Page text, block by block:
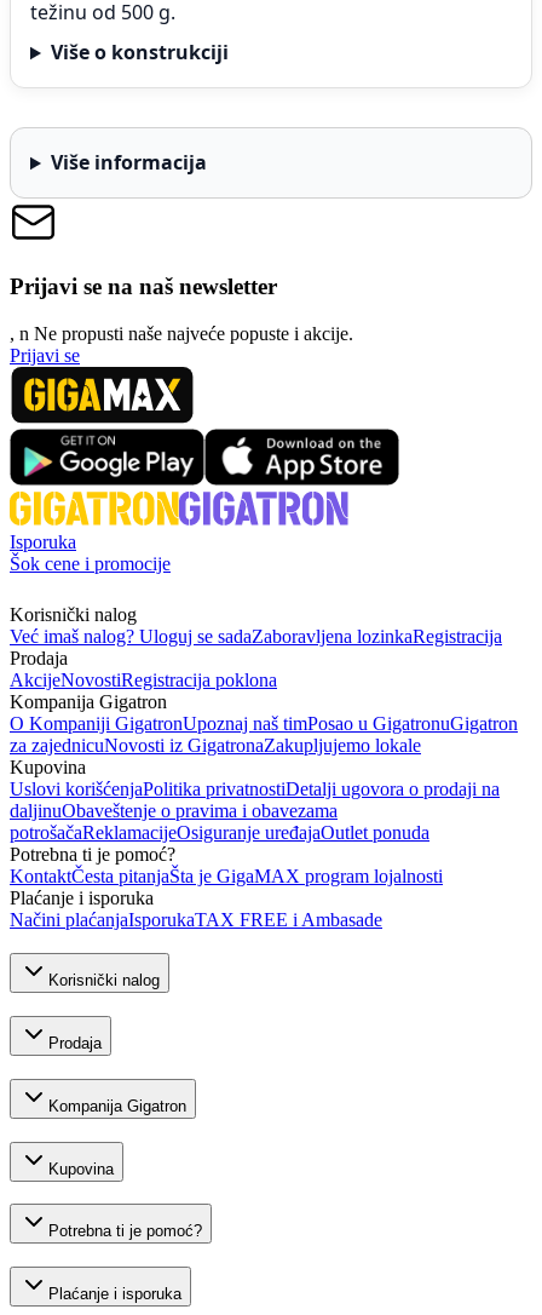
težinu od 500 g.
Više o konstrukciji
Više informacija
Prijavi se na naš newsletter
, n Ne propusti naše najveće popuste i akcije.
Prijavi se
Isporuka
Šok cene i promocije
Korisnički nalog
Već imaš nalog? Uloguj se sadaZaboravljena lozinkaRegistracija
Prodaja
AkcijeNovostiRegistracija poklona
Kompanija Gigatron
O Kompaniji GigatronUpoznaj naš timPosao u GigatronuGigatron
za zajednicuNovosti iz GigatronaZakupljujemo lokale
Kupovina
Uslovi korišćenjaPolitika privatnostiDetalji ugovora o prodaji na
daljinuObaveštenje o pravima i obavezama
potrošačaReklamacijeOsiguranje uređajaOutlet ponuda
Potrebna ti je pomoć?
KontaktČesta pitanjaŠta je GigaMAX program lojalnosti
Plaćanje i isporuka
Načini plaćanjaIsporukaTAX FREE i Ambasade
Korisnički nalog
Prodaja
Kompanija Gigatron
Kupovina
Potrebna ti je pomoć?
Plaćanje i isporuka